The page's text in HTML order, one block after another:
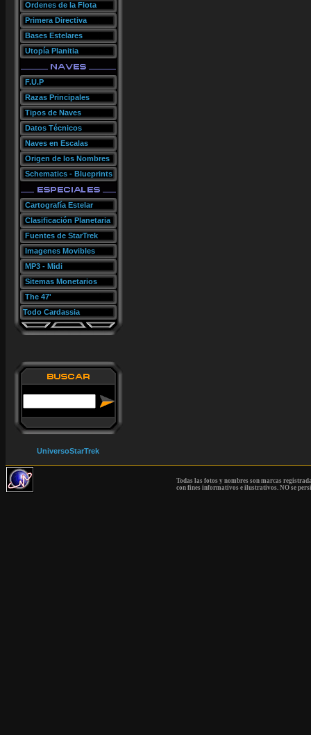
Ordenes de la Flota
Primera Directiva
Bases Estelares
Utopía Planitia
F.U.P
Razas Principales
Tipos de Naves
Datos Técnicos
Naves en Escalas
Origen de los Nombres
Schematics - Blueprints
Cartografía Estelar
Clasificación Planetaria
Fuentes de StarTrek
Imagenes Movibles
MP3 - Midi
Sitemas Monetarios
The 47'
Todo Cardassia
UniversoStarTrek
Todas las fotos y nombres son marcas
con fines informativos e ilustrativos. NO se